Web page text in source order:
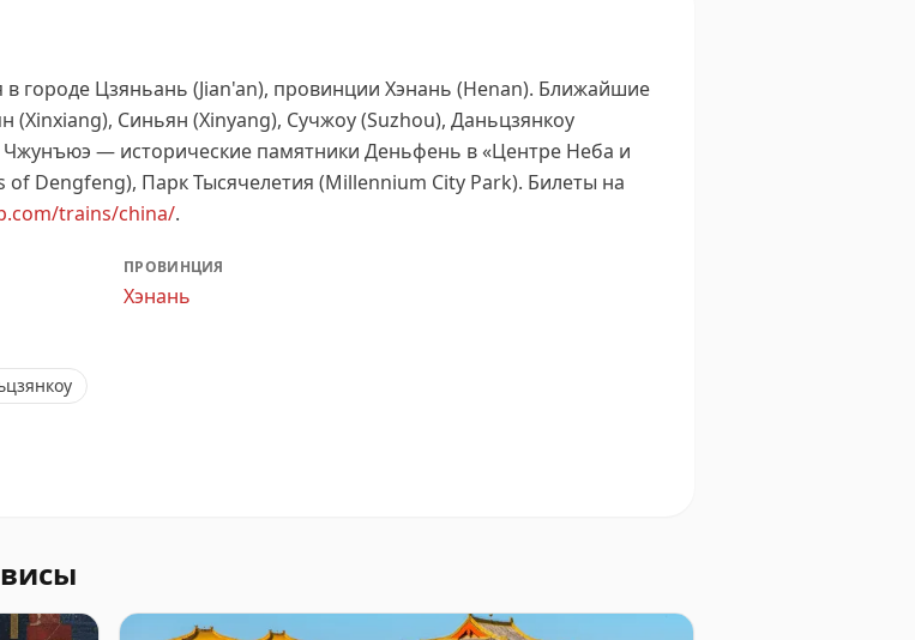
Цзяньань (Jian'an), провинции Хэнань (Henan). Ближайшие
Синьян (Xinyang), Сучжоу (Suzhou), Даньцзянкоу
— исторические памятники Деньфень в «Центре Неба и
Dengfeng), Парк Тысячелетия (Millennium City Park). Билеты на
trains/china/.
ПРОВИНЦИЯ
Хэнань